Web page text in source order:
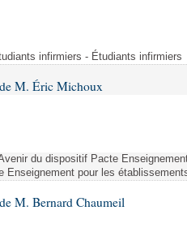
lois
infirmiers - Étudiants infirmiers
M. Éric Michoux
du dispositif Pacte
Enseignement pour les
M. Bernard Chaumeil